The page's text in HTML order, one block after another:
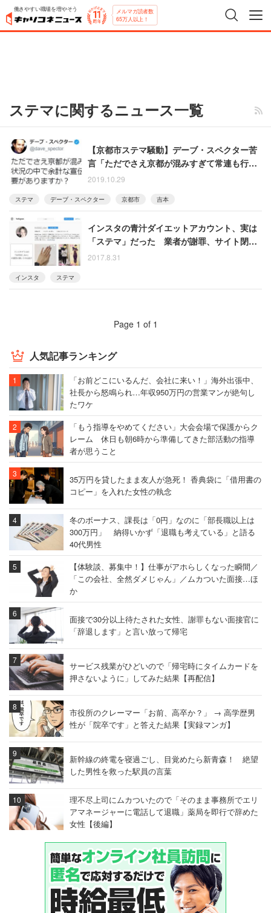
働きやすい職場を増やそう メルマガ読者数
65万人以上！
ステマに関するニュース一覧
【京都市ステマ騒動】デーブ・スペクター苦
言「ただでさえ京都が混みすぎて常連も行き
にくい。ステルスをやる必要があります
2019.10.29
ステマ デーブ・スペクター 京都市 吉本
インスタの青汁ダイエットアカウント、実は
「ステマ」だった 業者が謝罪、サイト閉鎖
へ
2017.8.31
インスタ ステマ
Page 1 of 1
人気記事ランキング
「お前どこにいるんだ、会社に来い！」海外出張中、
社長から怒鳴られ…年収950万円の営業マンが絶句し
たワケ
「もう指導をやめてください」大会会場で保護からク
レーム 休日も朝6時から準備してきた部活動の指導
者が思うこと
35万円を貸したまま友人が急死！ 香典袋に「借用書の
コピー」を入れた女性の執念
冬のボーナス、課長は「0円」なのに「部長職以上は
300万円」 納得いかず「退職も考えている」と語る
40代男性
【体験談、募集中！】仕事がアホらしくなった瞬間／
「この会社、全然ダメじゃん」／ムカついた面接…ほ
か
面接で30分以上待たされた女性、謝罪もない面接官に
「辞退します」と言い放って帰宅
サービス残業がひどいので「帰宅時にタイムカードを
押さないように」してみた結果【再配信】
市役所のクレーマー「お前、高卒か？」 → 高学歴男
性が「院卒です」と答えた結果【実録マンガ】
新幹線の終電を寝過ごし、目覚めたら新青森！ 絶望
した男性を救った駅員の言葉
理不尽上司にムカついたので「そのまま事務所でエリ
アマネージャーに電話して退職」薬局を即行で辞めた
女性【後編】